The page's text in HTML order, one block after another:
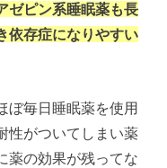
ゼピン系睡眠薬も長
依存症になりやすい
ぼ毎日睡眠薬を使用
性がついてしまい薬
薬の効果が残ってな